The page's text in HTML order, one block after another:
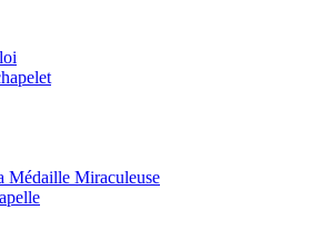
Médaille Miraculeuse